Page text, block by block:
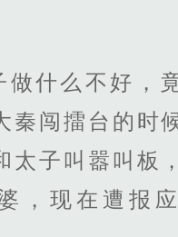
做什么不好，
秦闯擂台的时
太子叫嚣叫板
，现在遭报